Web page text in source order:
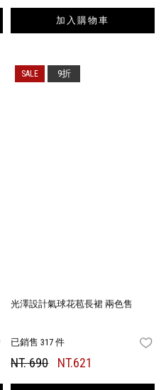
加入購物車
FAVORITES
光澤設計氣球花苞長裙 兩色售
已銷售 317 件
NT. 690 NT.621
9折